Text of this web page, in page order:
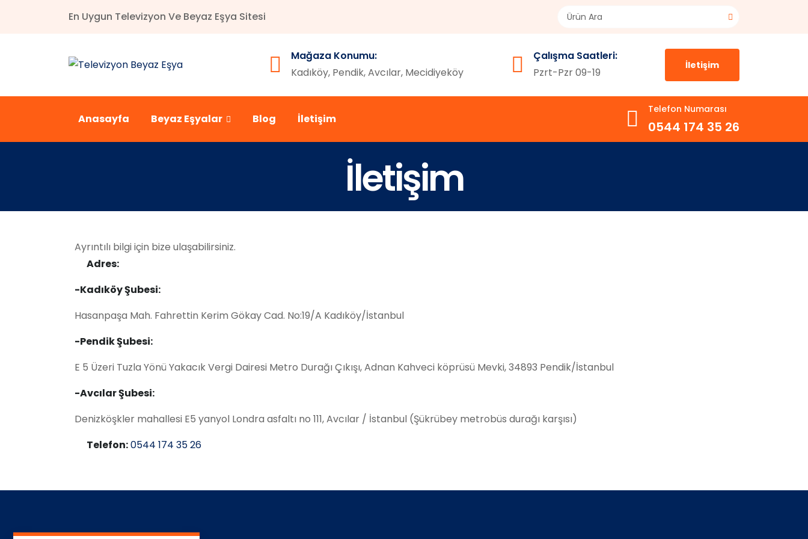
En Uygun Televizyon Ve Beyaz Eşya Sitesi
Mağaza Konumu:
Kadıköy, Pendik, Avcılar, Mecidiyeköy
Çalışma Saatleri:
Pzrt-Pzr 09-19
İletişim
Anasayfa Beyaz Eşyalar Blog İletişim
Telefon Numarası
0544 174 35 26
İletişim
Ayrıntılı bilgi için bize ulaşabilirsiniz.
Adres:
-Kadıköy Şubesi:
Hasanpaşa Mah. Fahrettin Kerim Gökay Cad. No:19/A Kadıköy/İstanbul
-Pendik Şubesi:
E 5 Üzeri Tuzla Yönü Yakacık Vergi Dairesi Metro Durağı Çıkışı, Adnan Kahveci köprüsü Mevki, 34893 Pendik/İstanbul
-Avcılar Şubesi:
Denizköşkler mahallesi E5 yanyol Londra asfaltı no 111, Avcılar / İstanbul (Şükrübey metrobüs durağı karşısı)
Telefon:0544 174 35 26